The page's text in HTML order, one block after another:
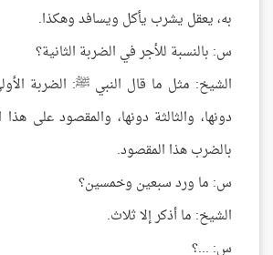
به، يعقل يشرب يأكل ويسافد وهكذا.
س: بالنسبة للأجر في الضربة الثانية؟
الشيخ: مثل ما قال النبي ﷺ: الضربة
دونها، والثالثة دونها، والمقصود على
بالضرب هذا المقصود.
س: ما ورد سبعين وخمسين؟
الشيخ: ما أذكر إلا ثلاث.
س: ...؟